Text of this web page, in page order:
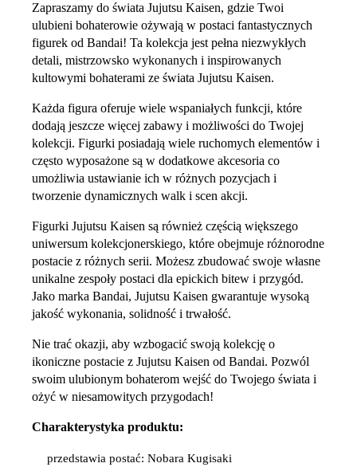
Zapraszamy do świata Jujutsu Kaisen, gdzie Twoi
ulubieni bohaterowie ożywają w postaci fantastycznych
figurek od Bandai! Ta kolekcja jest pełna niezwykłych
detali, mistrzowsko wykonanych i inspirowanych
kultowymi bohaterami ze świata Jujutsu Kaisen.
Każda figura oferuje wiele wspaniałych funkcji, które
dodają jeszcze więcej zabawy i możliwości do Twojej
kolekcji. Figurki posiadają wiele ruchomych elementów i
często wyposażone są w dodatkowe akcesoria co
umożliwia ustawianie ich w różnych pozycjach i
tworzenie dynamicznych walk i scen akcji.
Figurki Jujutsu Kaisen są również częścią większego
uniwersum kolekcjonerskiego, które obejmuje różnorodne
postacie z różnych serii. Możesz zbudować swoje własne
unikalne zespoły postaci dla epickich bitew i przygód.
Jako marka Bandai, Jujutsu Kaisen gwarantuje wysoką
jakość wykonania, solidność i trwałość.
Nie trać okazji, aby wzbogacić swoją kolekcję o
ikoniczne postacie z Jujutsu Kaisen od Bandai. Pozwól
swoim ulubionym bohaterom wejść do Twojego świata i
ożyć w niesamowitych przygodach!
Charakterystyka produktu:
przedstawia postać: Nobara Kugisaki